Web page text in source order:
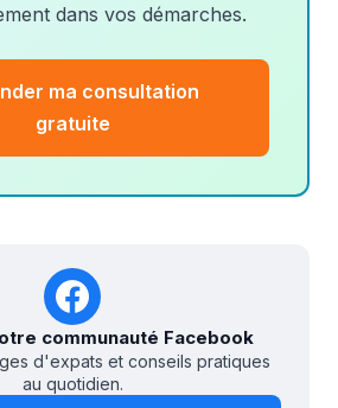
dans vos démarches.
ma consultation
gratuite
communauté Facebook
d'expats et conseils pratiques
au quotidien.